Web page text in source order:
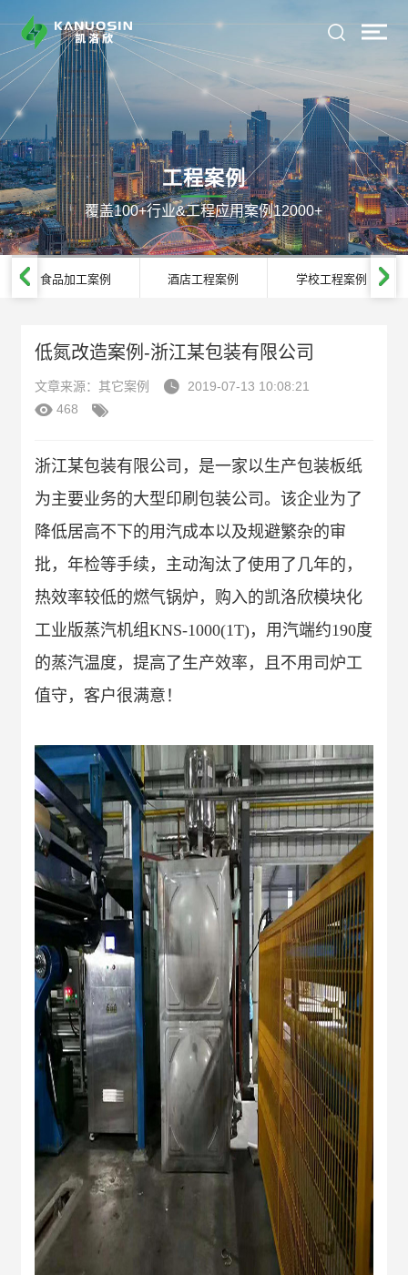
工程案例
覆盖100+行业&工程应用案例12000+
食品加工案例 酒店工程案例 学校工程案例
低氮改造案例-浙江某包装有限公司
文章来源：其它案例  2019-07-13 10:08:21
 468 
浙江某包装有限公司，是一家以生产包装板纸
为主要业务的大型印刷包装公司。该企业为了
降低居高不下的用汽成本以及规避繁杂的审
批，年检等手续，主动淘汰了使用了几年的，
热效率较低的燃气锅炉，购入的凯洛欣模块化
工业版蒸汽机组KNS-1000(1T)，用汽端约190度
的蒸汽温度，提高了生产效率，且不用司炉工
值守，客户很满意！